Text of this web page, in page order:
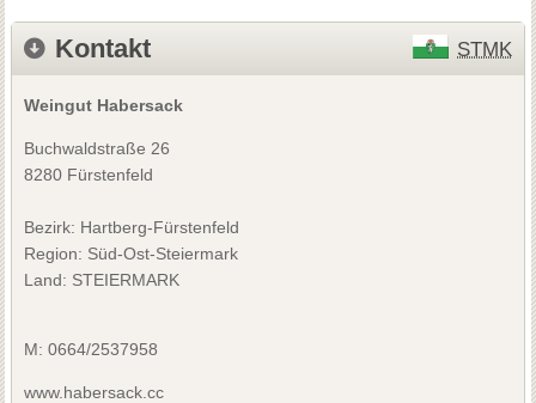
Kontakt STMK
Weingut Habersack
Buchwaldstraße 26
8280 Fürstenfeld
Bezirk: Hartberg-Fürstenfeld
Region: Süd-Ost-Steiermark
Land: STEIERMARK
M: 0664/2537958
www.habersack.cc